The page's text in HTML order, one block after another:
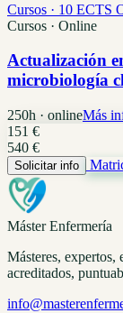
Cursos · 10 ECTS
Cursos · Online
Actualización
microbiología
250h · onlineMás
151 €
540 €
Solicitar info
Máster Enfermería
Másteres, expertos,
acreditados,